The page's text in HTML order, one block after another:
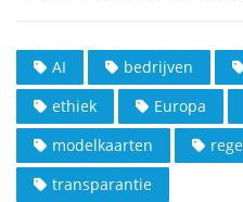
AI bedrijven
ethiek
Europa
modelkaarten
transparantie